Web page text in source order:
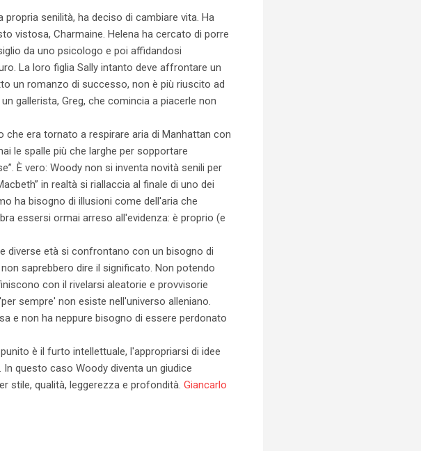
senilità, ha deciso di cambiare vita. Ha
vistosa, Charmaine. Helena ha cercato di porre
da uno psicologo e poi affidandosi
La loro figlia Sally intanto deve affrontare un
un romanzo di successo, non è più riuscito ad
gallerista, Greg, che comincia a piacerle non
era tornato a respirare aria di Manhattan con
le spalle più che larghe per sopportare
È vero: Woody non si inventa novità senili per
in realtà si riallaccia al finale di uno dei
ha bisogno di illusioni come dell'aria che
essersi ormai arreso all'evidenza: è proprio (e
diverse età si confrontano con un bisogno di
saprebbero dire il significato. Non potendo
con il rivelarsi aleatorie e provvisorie
sempre' non esiste nell'universo alleniano.
e non ha neppure bisogno di essere perdonato
è il furto intellettuale, l'appropriarsi di idee
questo caso Woody diventa un giudice
stile, qualità, leggerezza e profondità. Giancarlo